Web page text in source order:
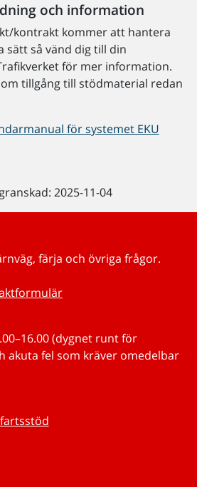
och information
kontrakt kommer att hantera
sätt så vänd dig till din
för mer information.
tillgång till stödmaterial redan
för systemet EKU
2025-11-04
färja och övriga frågor.
(dygnet runt för
akuta fel som kräver omedelbar